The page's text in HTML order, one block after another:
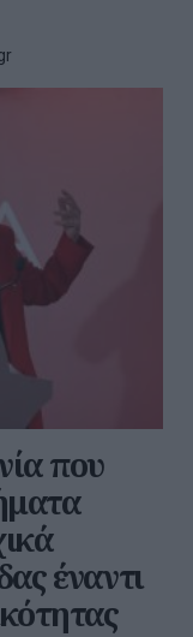
που
έναντι